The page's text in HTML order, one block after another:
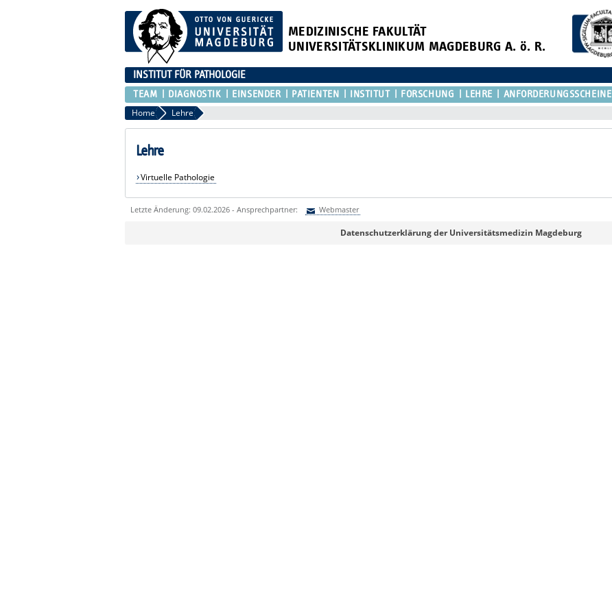
MEDIZINISCHE FAKULTÄT
UNIVERSITÄTSKLINIKUM MAGDEBURG A. ö. R.
INSTITUT FÜR PATHOLOGIE
TEAM DIAGNOSTIK EINSENDER PATIENTEN INSTITUT FORSCHUNG LEHRE ANFORDERUNGSSCHEINE
Home Lehre
Lehre
Virtuelle Pathologie
Letzte Änderung: 09.02.2026 - Ansprechpartner: Webmaster
WebmasterDatenschutzerklärung der Universitätsmedizin Magdeburg